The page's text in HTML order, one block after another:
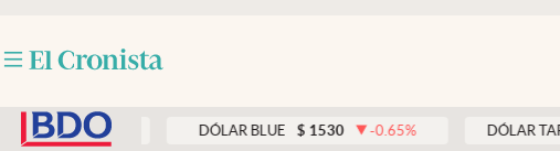
Otras secciones
0.00% DÓLAR BLUE $ 1530 -0.65 % DÓLAR TARJETA $